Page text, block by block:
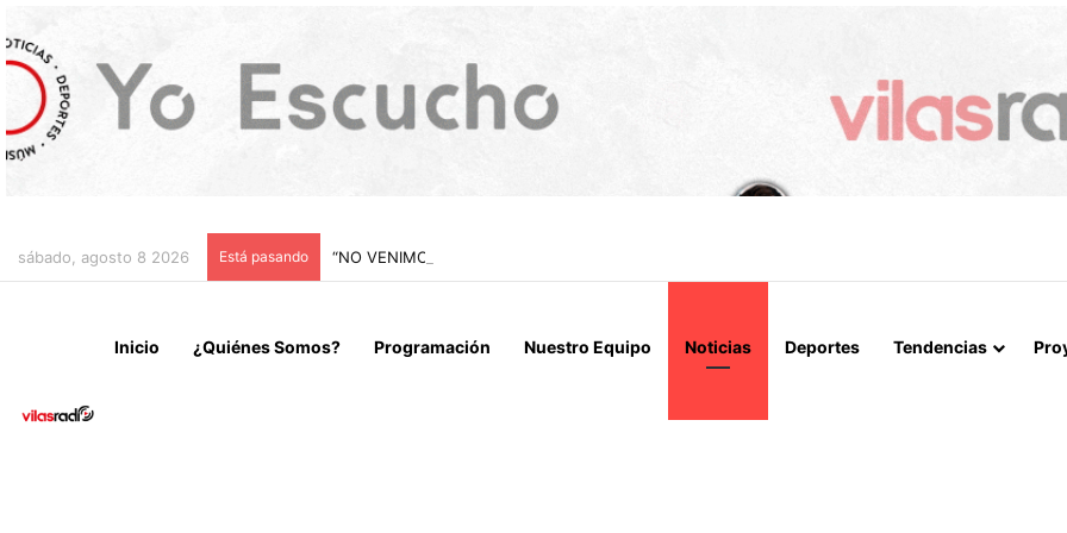
sábado, agosto 8 2026 Está pasando “NO VENIMOS A CELEBRAR LA MUERTE, SINO LA VIDA”: LA EMOTIVA ROMERÍA AL CEMENTERIO
Inicio ¿Quiénes Somos? Programación Nuestro Equipo Noticias Deportes Tendencias